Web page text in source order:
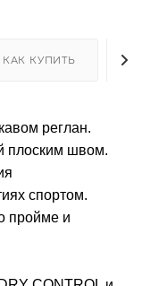
КАК КУПИТЬ
реглан.
плоским швом.
спортом.
пройме и